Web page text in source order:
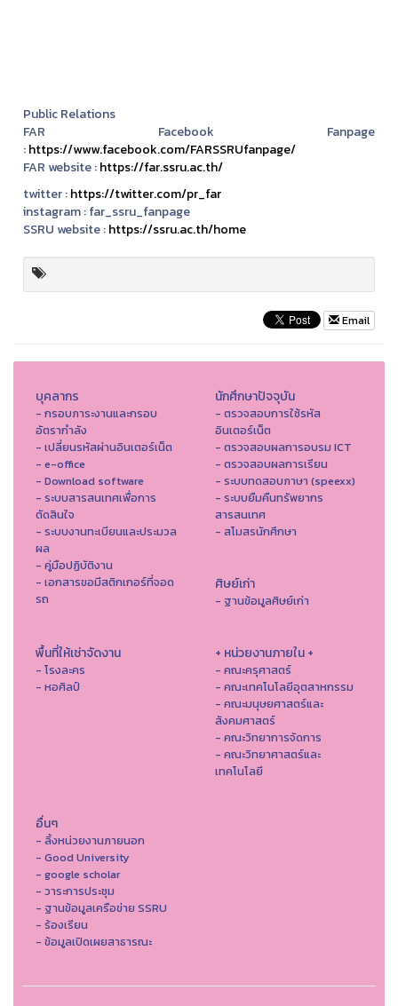
Public Relations
FAR Facebook Fanpage
:https://www.facebook.com/FARSSRUfanpage/
FAR website :https://far.ssru.ac.th/
twitter :https://twitter.com/pr_far
instagram :far_ssru_fanpage
SSRU website :https://ssru.ac.th/home
Email
บุคลากร
- กรอบภาระงานและกรอบ
อัตรากำลัง
- เปลี่ยนรหัสผ่านอินเตอร์เน็ต
- e-office
- Download software
- ระบบสารสนเทศเพื่อการ
ตัดสินใจ
- ระบบงานทะเบียนและประมวล
ผล
- คู่มือปฏิบัติงาน
- เอกสารขอมีสติกเกอร์ที่จอด
รถ
นักศึกษาปัจจุบัน
- ตรวจสอบการใช้รหัส
อินเตอร์เน็ต
- ตรวจสอบผลการอบรม ICT
- ตรวจสอบผลการเรียน
- ระบบทดสอบภาษา (speexx)
- ระบบยืมคืนทรัพยากร
สารสนเทศ
- สโมสรนักศึกษา
ศิษย์เก่า
- ฐานข้อมูลศิษย์เก่า
พื้นที่ให้เช่าจัดงาน
- โรงละคร
- หอศิลป์
+ หน่วยงานภายใน +
- คณะครุศาสตร์
- คณะเทคโนโลยีอุตสาหกรรม
- คณะมนุษยศาสตร์และ
สังคมศาสตร์
- คณะวิทยาการจัดการ
- คณะวิทยาศาสตร์และ
เทคโนโลยี
อื่นๆ
- ลิ้งหน่วยงานภายนอก
- Good University
- google scholar
- วาระการประชุม
- ฐานข้อมูลเครือข่าย SSRU
- ร้องเรียน
- ข้อมูลเปิดเผยสาธารณะ